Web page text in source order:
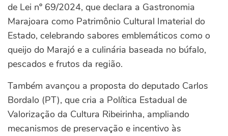
de Lei nº 69/2024, que declara a Gastronomia
Marajoara como Patrimônio Cultural Imaterial do
Estado, celebrando sabores emblemáticos como o
queijo do Marajó e a culinária baseada no búfalo,
pescados e frutos da região.
Também avançou a proposta do deputado Carlos
Bordalo (PT), que cria a Política Estadual de
Valorização da Cultura Ribeirinha, ampliando
mecanismos de preservação e incentivo às